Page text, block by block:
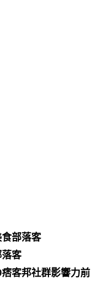
部落客
落客
痞客邦社群影響力前